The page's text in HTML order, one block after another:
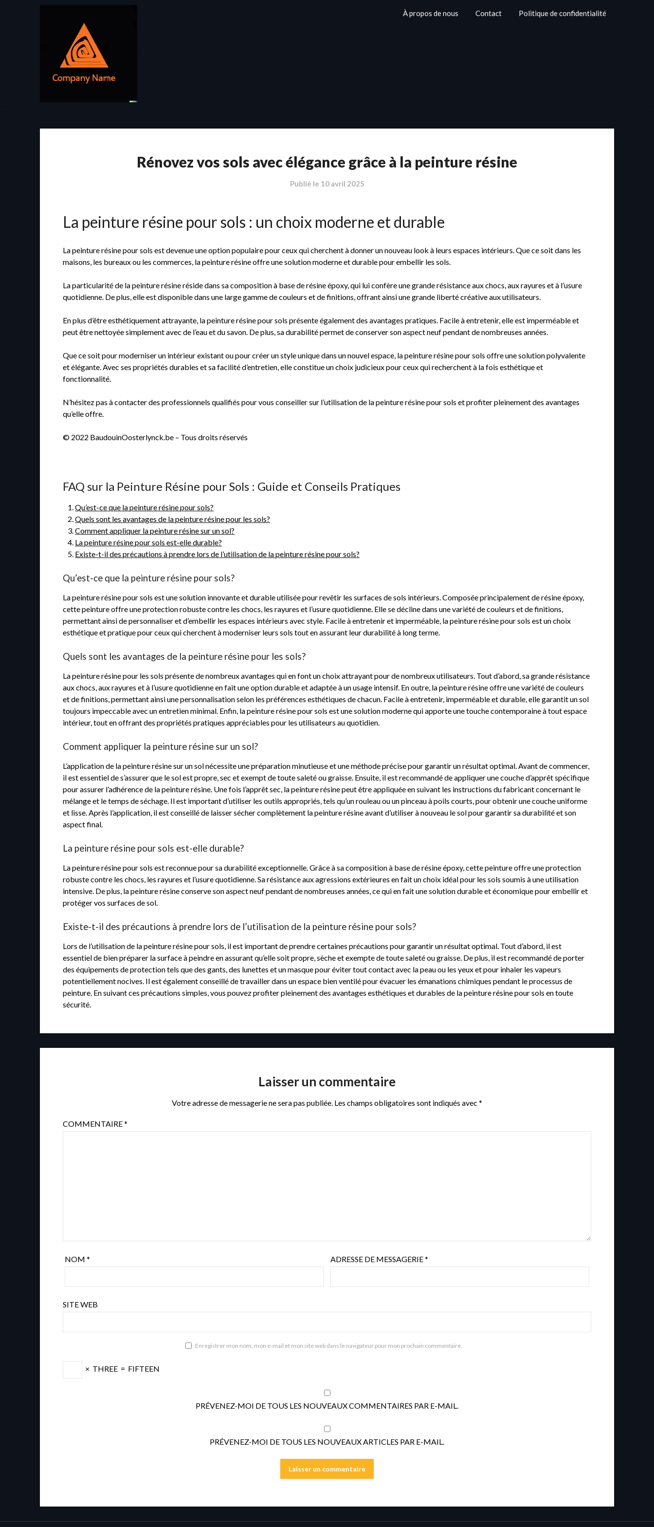
À propos de nous Contact Politique de confidentialité
Rénovez vos sols avec élégance grâce à la peinture résine
Publié le 10 avril 2025
La peinture résine pour sols : un choix moderne et durable
La peinture résine pour sols est devenue une option populaire pour ceux qui cherchent à donner un nouveau look à leurs espaces intérieurs. Que ce soit dans les
maisons, les bureaux ou les commerces, la peinture résine offre une solution moderne et durable pour embellir les sols.
La particularité de la peinture résine réside dans sa composition à base de résine époxy, qui lui confère une grande résistance aux chocs, aux rayures et à l’usure
quotidienne. De plus, elle est disponible dans une large gamme de couleurs et de finitions, offrant ainsi une grande liberté créative aux utilisateurs.
En plus d’être esthétiquement attrayante, la peinture résine pour sols présente également des avantages pratiques. Facile à entretenir, elle est imperméable et
peut être nettoyée simplement avec de l’eau et du savon. De plus, sa durabilité permet de conserver son aspect neuf pendant de nombreuses années.
Que ce soit pour moderniser un intérieur existant ou pour créer un style unique dans un nouvel espace, la peinture résine pour sols offre une solution polyvalente
et élégante. Avec ses propriétés durables et sa facilité d’entretien, elle constitue un choix judicieux pour ceux qui recherchent à la fois esthétique et
fonctionnalité.
N’hésitez pas à contacter des professionnels qualifiés pour vous conseiller sur l’utilisation de la peinture résine pour sols et profiter pleinement des avantages
qu’elle offre.
© 2022 BaudouinOosterlynck.be – Tous droits réservés
FAQ sur la Peinture Résine pour Sols : Guide et Conseils Pratiques
Qu’est-ce que la peinture résine pour sols?
Quels sont les avantages de la peinture résine pour les sols?
Comment appliquer la peinture résine sur un sol?
La peinture résine pour sols est-elle durable?
Existe-t-il des précautions à prendre lors de l’utilisation de la peinture résine pour sols?
Qu’est-ce que la peinture résine pour sols?
La peinture résine pour sols est une solution innovante et durable utilisée pour revêtir les surfaces de sols intérieurs. Composée principalement de résine époxy,
cette peinture offre une protection robuste contre les chocs, les rayures et l’usure quotidienne. Elle se décline dans une variété de couleurs et de finitions,
permettant ainsi de personnaliser et d’embellir les espaces intérieurs avec style. Facile à entretenir et imperméable, la peinture résine pour sols est un choix
esthétique et pratique pour ceux qui cherchent à moderniser leurs sols tout en assurant leur durabilité à long terme.
Quels sont les avantages de la peinture résine pour les sols?
La peinture résine pour les sols présente de nombreux avantages qui en font un choix attrayant pour de nombreux utilisateurs. Tout d’abord, sa grande résistance
aux chocs, aux rayures et à l’usure quotidienne en fait une option durable et adaptée à un usage intensif. En outre, la peinture résine offre une variété de couleurs
et de finitions, permettant ainsi une personnalisation selon les préférences esthétiques de chacun. Facile à entretenir, imperméable et durable, elle garantit un sol
toujours impeccable avec un entretien minimal. Enfin, la peinture résine pour sols est une solution moderne qui apporte une touche contemporaine à tout espace
intérieur, tout en offrant des propriétés pratiques appréciables pour les utilisateurs au quotidien.
Comment appliquer la peinture résine sur un sol?
L’application de la peinture résine sur un sol nécessite une préparation minutieuse et une méthode précise pour garantir un résultat optimal. Avant de commencer,
il est essentiel de s’assurer que le sol est propre, sec et exempt de toute saleté ou graisse. Ensuite, il est recommandé de appliquer une couche d’apprêt spécifique
pour assurer l’adhérence de la peinture résine. Une fois l’apprêt sec, la peinture résine peut être appliquée en suivant les instructions du fabricant concernant le
mélange et le temps de séchage. Il est important d’utiliser les outils appropriés, tels qu’un rouleau ou un pinceau à poils courts, pour obtenir une couche uniforme
et lisse. Après l’application, il est conseillé de laisser sécher complètement la peinture résine avant d’utiliser à nouveau le sol pour garantir sa durabilité et son
aspect final.
La peinture résine pour sols est-elle durable?
La peinture résine pour sols est reconnue pour sa durabilité exceptionnelle. Grâce à sa composition à base de résine époxy, cette peinture offre une protection
robuste contre les chocs, les rayures et l’usure quotidienne. Sa résistance aux agressions extérieures en fait un choix idéal pour les sols soumis à une utilisation
intensive. De plus, la peinture résine conserve son aspect neuf pendant de nombreuses années, ce qui en fait une solution durable et économique pour embellir et
protéger vos surfaces de sol.
Existe-t-il des précautions à prendre lors de l’utilisation de la peinture résine pour sols?
Lors de l’utilisation de la peinture résine pour sols, il est important de prendre certaines précautions pour garantir un résultat optimal. Tout d’abord, il est
essentiel de bien préparer la surface à peindre en assurant qu’elle soit propre, sèche et exempte de toute saleté ou graisse. De plus, il est recommandé de porter
des équipements de protection tels que des gants, des lunettes et un masque pour éviter tout contact avec la peau ou les yeux et pour inhaler les vapeurs
potentiellement nocives. Il est également conseillé de travailler dans un espace bien ventilé pour évacuer les émanations chimiques pendant le processus de
peinture. En suivant ces précautions simples, vous pouvez profiter pleinement des avantages esthétiques et durables de la peinture résine pour sols en toute
sécurité.
Laisser un commentaire
Votre adresse de messagerie ne sera pas publiée. Les champs obligatoires sont indiqués avec *
COMMENTAIRE*
NOM* ADRESSE DE MESSAGERIE*
SITE WEB
Enregistrer mon nom, mon e-mail et mon site web dans le navigateur pour mon prochain commentaire.
× THREE = FIFTEEN
PRÉVENEZ-MOI DE TOUS LES NOUVEAUX COMMENTAIRES PAR E-MAIL.
PRÉVENEZ-MOI DE TOUS LES NOUVEAUX ARTICLES PAR E-MAIL.